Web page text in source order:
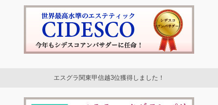
エスグラ関東甲信越3位獲得しました！